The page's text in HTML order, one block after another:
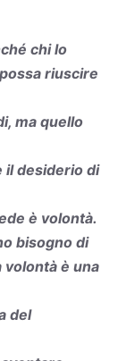
chi lo
riuscire
ma quello
il desiderio di
è volontà.
bisogno di
è una
del